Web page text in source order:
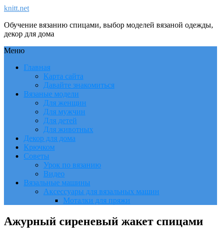
knitt.net
Обучение вязанию спицами, выбор моделей вязаной одежды,
декор для дома
Меню
Главная
Карта сайта
Давайте знакомиться
Вязаные модели
Для женщин
Для мужчин
Для детей
Для животных
Декор для дома
Крючком
Советы
Урок по вязанию
Видео
Вязальные машины
Аксессуары для вязальных машин
Моталки для пряжи
Ажурный сиреневый жакет спицами